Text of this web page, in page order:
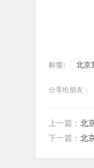
标签: 北京
分享给朋友：
上一篇： 北
下一篇： 北